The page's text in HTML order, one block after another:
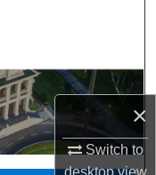
×
Switch to
desktopview